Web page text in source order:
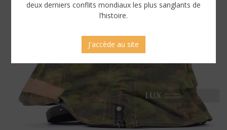
deux derniers conflits mondiaux les plus sanglants de
l’histoire.
J'accède au site